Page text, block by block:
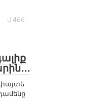
466
փայտե